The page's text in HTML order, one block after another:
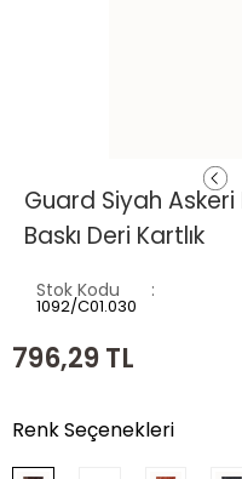
Guard Siyah
Baskı Deri Kartlık
Stok Kodu
1092/C01.030
796,29TL
Renk Seçenekleri